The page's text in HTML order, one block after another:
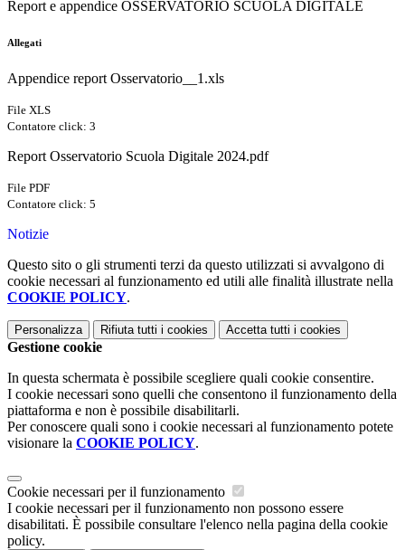
Report e appendice OSSERVATORIO SCUOLA DIGITALE
Allegati
Appendice report Osservatorio__1.xls
File XLS
Contatore click: 3
Report Osservatorio Scuola Digitale 2024.pdf
File PDF
Contatore click: 5
Notizie
Questo sito o gli strumenti terzi da questo utilizzati si avvalgono di
cookie necessari al funzionamento ed utili alle finalità illustrate nella
COOKIE POLICY.
Personalizza Rifiuta tutti i cookies Accetta tutti i cookies
Gestione cookie
In questa schermata è possibile scegliere quali cookie consentire.
I cookie necessari sono quelli che consentono il funzionamento della
piattaforma e non è possibile disabilitarli.
Per conoscere quali sono i cookie necessari al funzionamento potete
visionare la COOKIE POLICY.
Cookie necessari per il funzionamento
I cookie necessari per il funzionamento non possono essere
disabilitati. È possibile consultare l'elenco nella pagina della cookie
policy.